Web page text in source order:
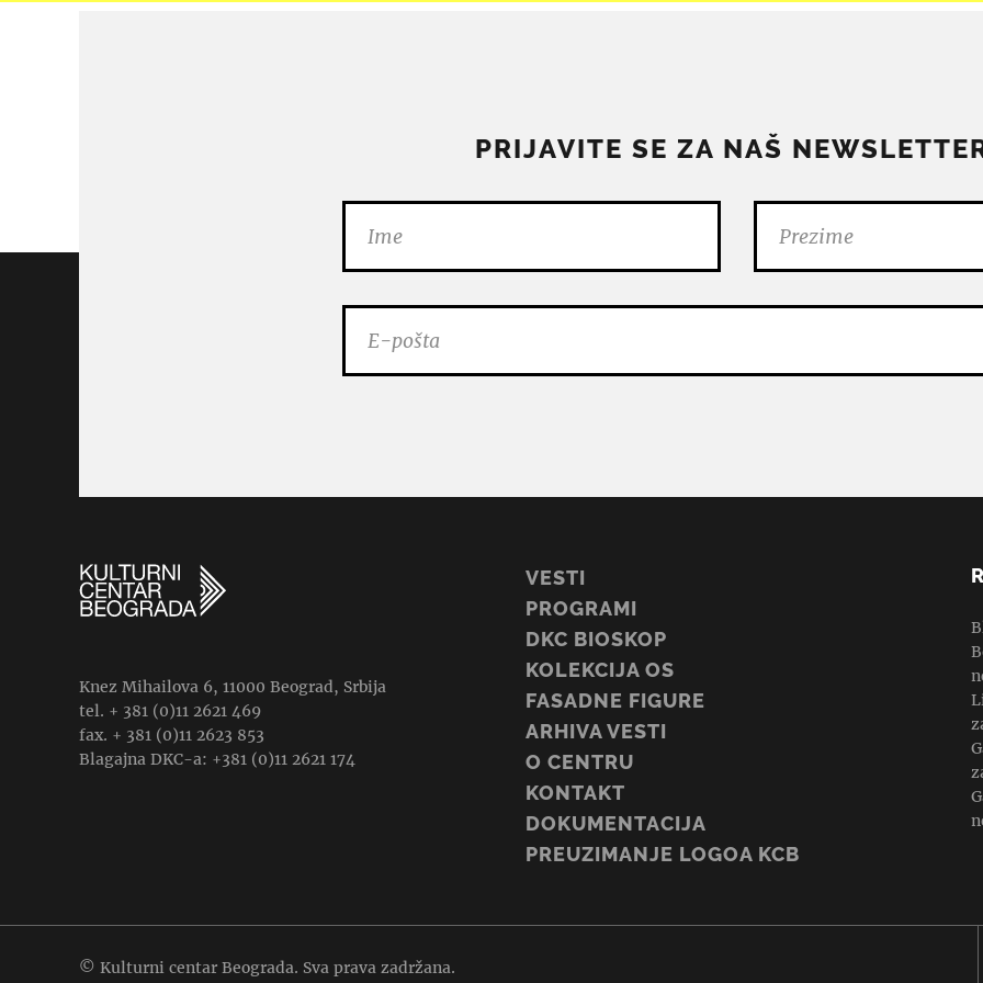
PRIJAVITE SE ZA NAŠ
Knez Mihailova 6, 11000 Beograd, Srbija
tel. + 381 (0)11 2621 469
fax. + 381 (0)11 2623 853
Blagajna DKC-a: +381 (0)11 2621 174
VESTI
PROGRAMI
DKC BIOSKOP
KOLEKCIJA OS
FASADNE FIGURE
ARHIVA VESTI
O CENTRU
KONTAKT
DOKUMENTACIJA
PREUZIMANJE LOGOA KCB
© Kulturni centar Beograda. Sva prava zadržana.